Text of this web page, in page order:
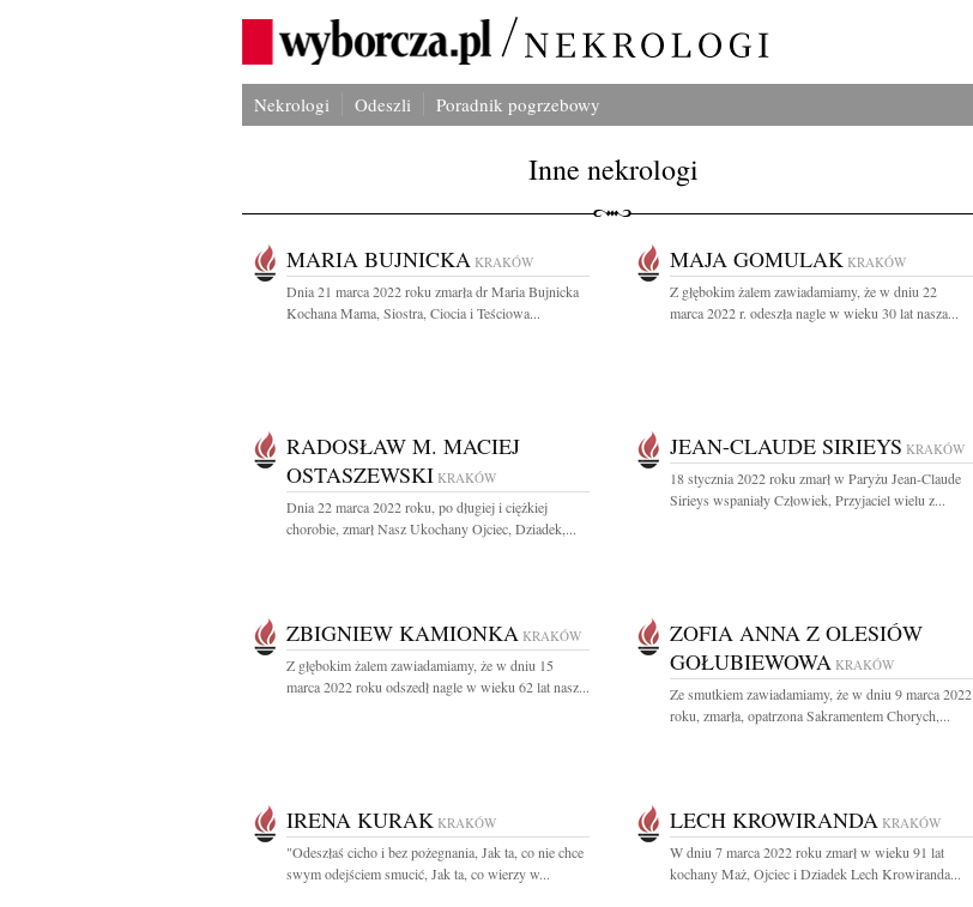
Nekrologi Odeszli Poradnik pogrzebowy
Inne nekrologi
MARIA BUJNICKA KRAKÓW
Dnia 21 marca 2022 roku zmarła dr Maria Bujnicka
Kochana Mama, Siostra, Ciocia i Teściowa...
MAJA GOMULAK KRAKÓW
Z głębokim żalem zawiadamiamy, że w dniu 22
marca 2022 r. odeszła nagle w wieku 30 lat nasza...
RADOSŁAW M. MACIEJ
OSTASZEWSKI KRAKÓW
Dnia 22 marca 2022 roku, po długiej i ciężkiej
chorobie, zmarł Nasz Ukochany Ojciec, Dziadek,...
JEAN-CLAUDE SIRIEYS KRAKÓW
18 stycznia 2022 roku zmarł w Paryżu Jean-Claude
Sirieys wspaniały Człowiek, Przyjaciel wielu z...
ZBIGNIEW KAMIONKA KRAKÓW
Z głębokim żalem zawiadamiamy, że w dniu 15
marca 2022 roku odszedł nagle w wieku 62 lat nasz...
ZOFIA ANNA Z OLESIÓW
GOŁUBIEWOWA KRAKÓW
Ze smutkiem zawiadamiamy, że w dniu 9 marca 2022
roku, zmarła, opatrzona Sakramentem Chorych,...
IRENA KURAK KRAKÓW
"Odeszłaś cicho i bez pożegnania, Jak ta, co nie chce
swym odejściem smucić, Jak ta, co wierzy w...
LECH KROWIRANDA KRAKÓW
W dniu 7 marca 2022 roku zmarł w wieku 91 lat
kochany Maż, Ojciec i Dziadek Lech Krowiranda...